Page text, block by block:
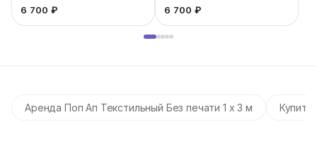
6 700 ₽
6 700 ₽
Аренда Поп Ап Текстильный Без печати 1 х 3 м Купить